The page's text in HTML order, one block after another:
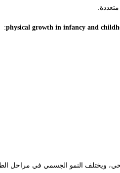
physical growth in infancy and
:
ويختلف النمو الجسمي في مراحل